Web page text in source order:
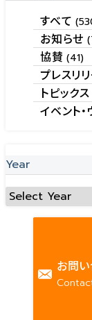
すべて
お知らせ
協賛(41)
プレスリ
トピックス
イベント
Year
お問